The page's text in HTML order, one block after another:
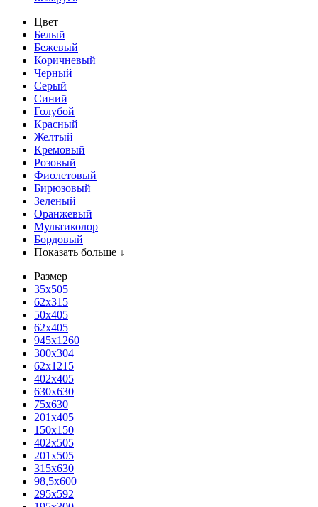
Цвет
Белый
Бежевый
Коричневый
Черный
Серый
Синий
Голубой
Красный
Желтый
Кремовый
Розовый
Фиолетовый
Бирюзовый
Зеленый
Оранжевый
Мультиколор
Бордовый
Показать больше ↓
Размер
35х505
62x315
50x405
62х405
945x1260
300x304
62x1215
402x405
630x630
75x630
201x405
150x150
402x505
201x505
315x630
98,5х600
295x592